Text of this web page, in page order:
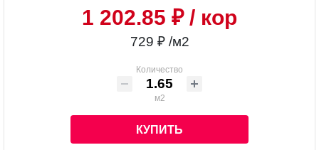
1 202.85 ₽/ кор
729 ₽ /м2
Количество
м2
КУПИТЬ